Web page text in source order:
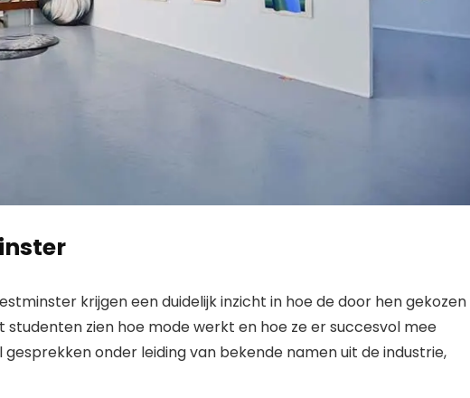
krijgen een duidelijk inzicht in hoe de door hen gekozen
zien hoe mode werkt en hoe ze er succesvol mee
onder leiding van bekende namen uit de industrie,